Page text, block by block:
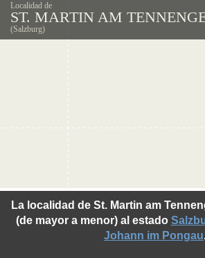
Localidad de
ST. MARTIN AM
(Salzburg)
La localidad de St. Martin am
(de mayor a menor) al estado
Johann im Pongau